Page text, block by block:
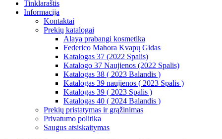
Tinklaraštis
Informacija
Kontaktai
Prekių katalogai
Alaya prabangi kosmetika
Federico Mahora Kvapų Gidas
Katalogas 37 (2022 Spalis)
Katalogo 37 Naujienos (2022 Spalis)
Katalogas 38 ( 2023 Balandis )
Katalogas 39 naujienos ( 2023 Spalis )
Katalogas 39 ( 2023 Spalis )
Katalogas 40 ( 2024 Balandis )
Prekių pristatymas ir grąžinimas
Privatumo politika
Saugus atsiskaitymas